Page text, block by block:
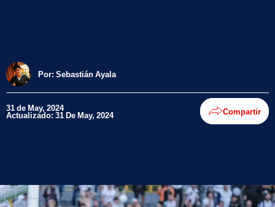
Por: Sebastián Ayala
31 de May, 2024
Actualizado: 31 De May, 2024 Compartir